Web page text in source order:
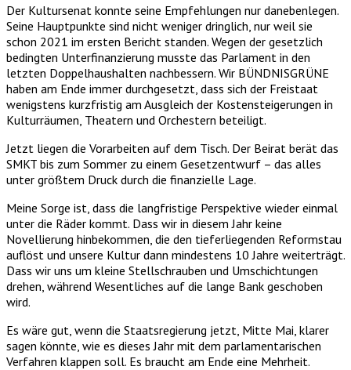
Der Kultursenat konnte seine Empfehlungen nur danebenlegen.
Seine Hauptpunkte sind nicht weniger dringlich, nur weil sie
schon 2021 im ersten Bericht standen. Wegen der gesetzlich
bedingten Unterfinanzierung musste das Parlament in den
letzten Doppelhaushalten nachbessern. Wir BÜNDNISGRÜNE
haben am Ende immer durchgesetzt, dass sich der Freistaat
wenigstens kurzfristig am Ausgleich der Kostensteigerungen in
Kulturräumen, Theatern und Orchestern beteiligt.
Jetzt liegen die Vorarbeiten auf dem Tisch. Der Beirat berät das
SMKT bis zum Sommer zu einem Gesetzentwurf – das alles
unter größtem Druck durch die finanzielle Lage.
Meine Sorge ist, dass die langfristige Perspektive wieder einmal
unter die Räder kommt. Dass wir in diesem Jahr keine
Novellierung hinbekommen, die den tieferliegenden Reformstau
auflöst und unsere Kultur dann mindestens 10 Jahre weiterträgt.
Dass wir uns um kleine Stellschrauben und Umschichtungen
drehen, während Wesentliches auf die lange Bank geschoben
wird.
Es wäre gut, wenn die Staatsregierung jetzt, Mitte Mai, klarer
sagen könnte, wie es dieses Jahr mit dem parlamentarischen
Verfahren klappen soll. Es braucht am Ende eine Mehrheit.